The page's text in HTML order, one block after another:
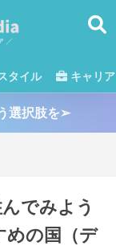
タイル キャリア
選択肢を➢
でみよう
めの国（デ